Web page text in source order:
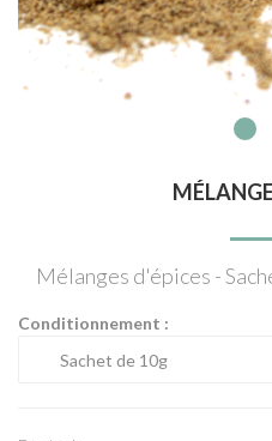
Mélanges d'épices -
Conditionnement :